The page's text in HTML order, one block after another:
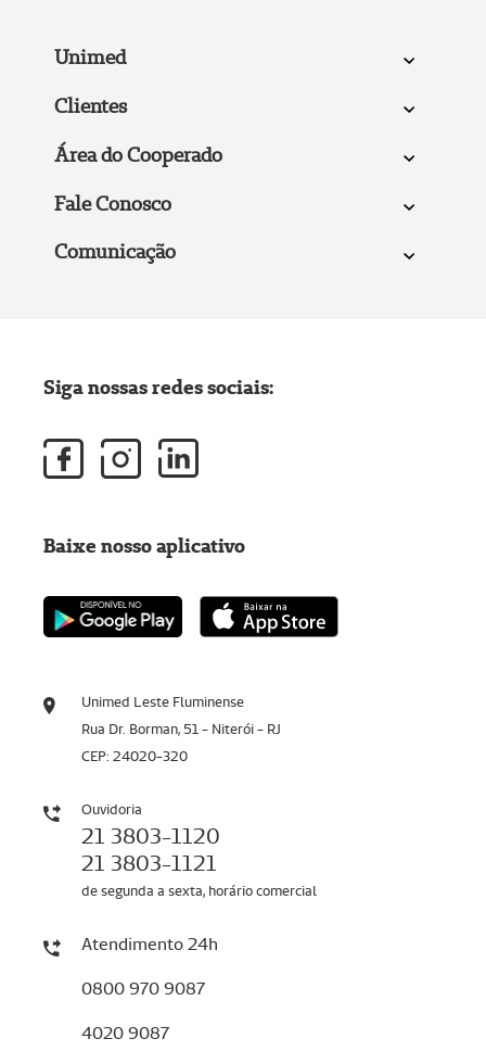
Unimed
Clientes
Área do Cooperado
Fale Conosco
Comunicação
Unimed Leste Fluminense
Rua Dr. Borman, 51 - Niterói - RJ
CEP: 24020-320
Ouvidoria
21 3803-1120
21 3803-1121
de segunda a sexta, horário comercial
Atendimento 24h
0800 970 9087
4020 9087
Siga nossas redes sociais:
Baixe nosso aplicativo